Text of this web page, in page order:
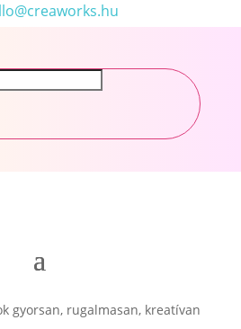
gyorsan, rugalmasan, kreatívan